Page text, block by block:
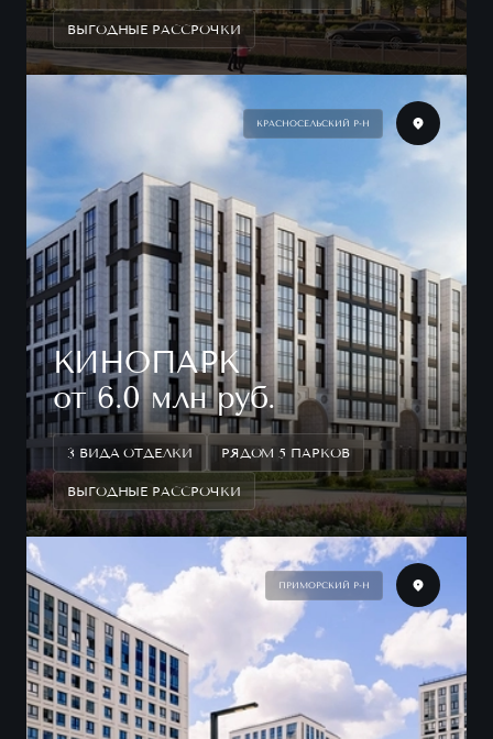
ВЫГОДНЫЕ РАССРОЧКИ
КРАСНОСЕЛЬСКИЙ Р-Н
КИНОПАРК
от 6.0 млн руб.
3 ВИДА ОТДЕЛКИ РЯДОМ 5 ПАРКОВ
ВЫГОДНЫЕ РАССРОЧКИ
ПРИМОРСКИЙ Р-Н